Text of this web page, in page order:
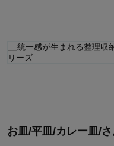
お皿/平皿/カレー皿/さ